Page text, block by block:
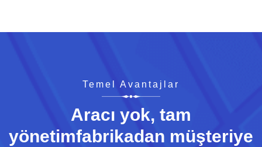
Temel Avantajlar
Aracı yok, tam
yönetimfabrikadan müşteriye